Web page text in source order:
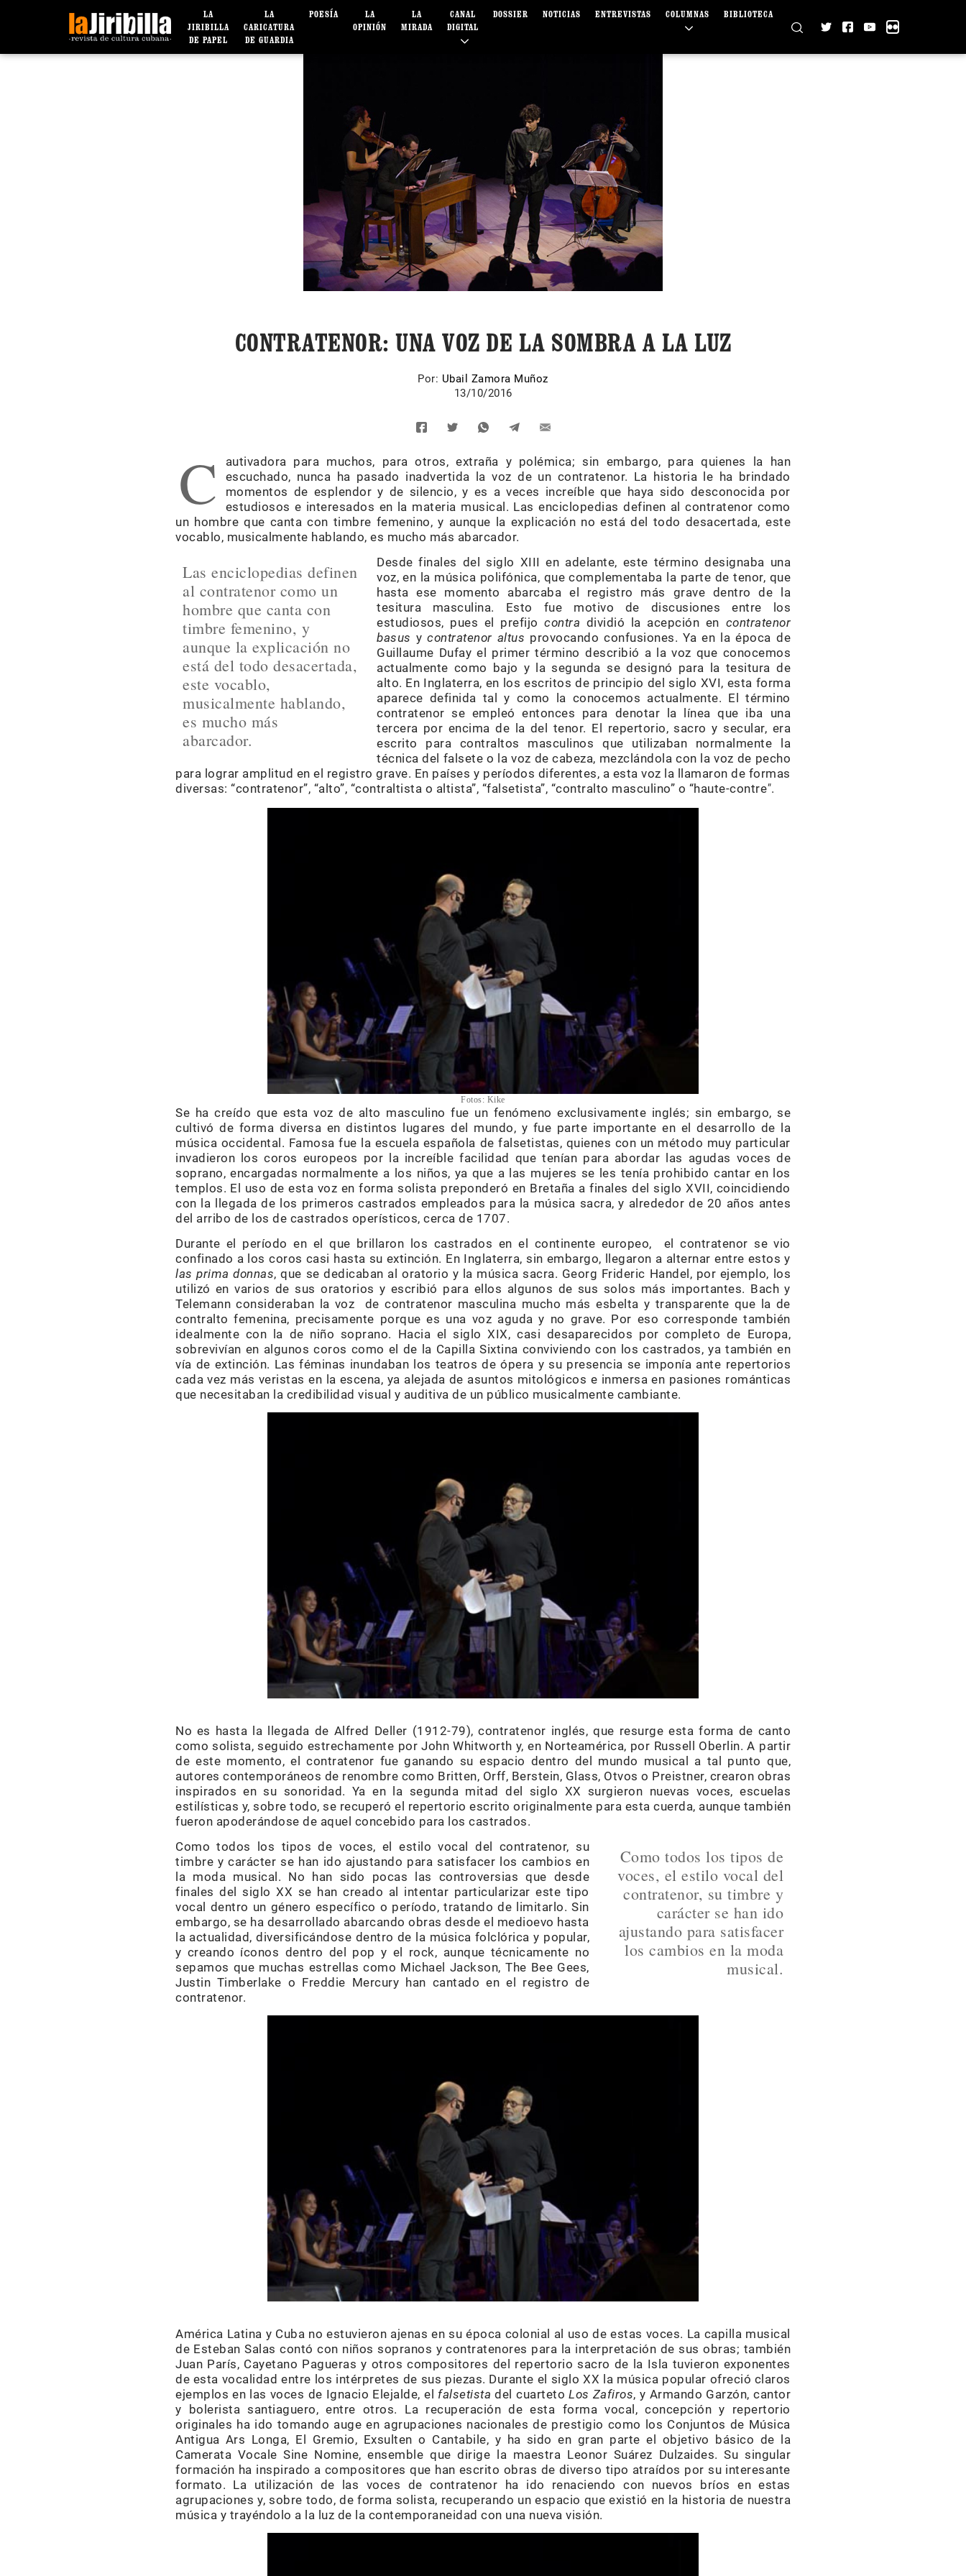
LA
JIRIBILLA
DE PAPEL
LA
CARICATURA
DE GUARDIA
POESÍA
LA
OPINIÓN
LA
MIRADA
CANAL
DIGITAL
DOSSIER NOTICIAS ENTREVISTAS COLUMNAS BIBLIOTECA
CONTRATENOR: UNA VOZ DE LA SOMBRA A LA LUZ
Por: Ubail Zamora Muñoz
13/10/2016
C
autivadora para muchos, para otros, extraña y polémica; sin embargo, para quienes la han
escuchado, nunca ha pasado inadvertida la voz de un contratenor. La historia le ha brindado
momentos de esplendor y de silencio, y es a veces increíble que haya sido desconocida por
estudiosos e interesados en la materia musical. Las enciclopedias definen al contratenor como
un hombre que canta con timbre femenino, y aunque la explicación no está del todo desacertada, este
vocablo, musicalmente hablando, es mucho más abarcador.
Las enciclopedias definen
al contratenor como un
hombre que canta con
timbre femenino, y
aunque la explicación no
está del todo desacertada,
este vocablo,
musicalmente hablando,
es mucho más
abarcador.
Desde finales del siglo XIII en adelante, este término designaba una
voz, en la música polifónica, que complementaba la parte de tenor, que
hasta ese momento abarcaba el registro más grave dentro de la
tesitura masculina. Esto fue motivo de discusiones entre los
estudiosos, pues el prefijocontra dividió la acepción en contratenor
basus ycontratenor altus provocando confusiones. Ya en la época de
Guillaume Dufay el primer término describió a la voz que conocemos
actualmente como bajo y la segunda se designó para la tesitura de
alto. En Inglaterra, en los escritos de principio del siglo XVI, esta forma
aparece definida tal y como la conocemos actualmente. El término
contratenor se empleó entonces para denotar la línea que iba una
tercera por encima de la del tenor. El repertorio, sacro y secular, era
escrito para contraltos masculinos que utilizaban normalmente la
técnica del falsete o la voz de cabeza, mezclándola con la voz de pecho
para lograr amplitud en el registro grave. En países y períodos diferentes, a esta voz la llamaron de formas
diversas: “contratenor”, “alto”, “contraltista o altista”, “falsetista”, “contralto masculino” o “haute-contre".
Fotos: Kike
Se ha creído que esta voz de alto masculino fue un fenómeno exclusivamente inglés; sin embargo, se
cultivó de forma diversa en distintos lugares del mundo, y fue parte importante en el desarrollo de la
música occidental. Famosa fue la escuela española de falsetistas, quienes con un método muy particular
invadieron los coros europeos por la increíble facilidad que tenían para abordar las agudas voces de
soprano, encargadas normalmente a los niños, ya que a las mujeres se les tenía prohibido cantar en los
templos. El uso de esta voz en forma solista preponderó en Bretaña a finales del siglo XVII, coincidiendo
con la llegada de los primeros castrados empleados para la música sacra, y alrededor de 20 años antes
del arribo de los de castrados operísticos, cerca de 1707.
Durante el período en el que brillaron los castrados en el continente europeo, el contratenor se vio
confinado a los coros casi hasta su extinción. En Inglaterra, sin embargo, llegaron a alternar entre estos y
las prima donnas, que se dedicaban al oratorio y la música sacra. Georg Frideric Handel, por ejemplo, los
utilizó en varios de sus oratorios y escribió para ellos algunos de sus solos más importantes. Bach y
Telemann consideraban la voz de contratenor masculina mucho más esbelta y transparente que la de
contralto femenina, precisamente porque es una voz aguda y no grave. Por eso corresponde también
idealmente con la de niño soprano. Hacia el siglo XIX, casi desaparecidos por completo de Europa,
sobrevivían en algunos coros como el de la Capilla Sixtina conviviendo con los castrados, ya también en
vía de extinción. Las féminas inundaban los teatros de ópera y su presencia se imponía ante repertorios
cada vez más veristas en la escena, ya alejada de asuntos mitológicos e inmersa en pasiones románticas
que necesitaban la credibilidad visual y auditiva de un público musicalmente cambiante.
No es hasta la llegada de Alfred Deller (1912-79), contratenor inglés, que resurge esta forma de canto
como solista, seguido estrechamente por John Whitworth y, en Norteamérica, por Russell Oberlin. A partir
de este momento, el contratenor fue ganando su espacio dentro del mundo musical a tal punto que,
autores contemporáneos de renombre como Britten, Orff, Berstein, Glass, Otvos o Preistner, crearon obras
inspirados en su sonoridad. Ya en la segunda mitad del siglo XX surgieron nuevas voces, escuelas
estilísticas y, sobre todo, se recuperó el repertorio escrito originalmente para esta cuerda, aunque también
fueron apoderándose de aquel concebido para los castrados.
Como todos los tipos de
voces, el estilo vocal del
contratenor, su timbre y
carácter se han ido
ajustando para satisfacer
los cambios en la moda
musical.
Como todos los tipos de voces, el estilo vocal del contratenor, su
timbre y carácter se han ido ajustando para satisfacer los cambios en
la moda musical. No han sido pocas las controversias que desde
finales del siglo XX se han creado al intentar particularizar este tipo
vocal dentro un género específico o período, tratando de limitarlo. Sin
embargo, se ha desarrollado abarcando obras desde el medioevo hasta
la actualidad, diversificándose dentro de la música folclórica y popular,
y creando íconos dentro del pop y el rock, aunque técnicamente no
sepamos que muchas estrellas como Michael Jackson, The Bee Gees,
Justin Timberlake o Freddie Mercury han cantado en el registro de
contratenor.
América Latina y Cuba no estuvieron ajenas en su época colonial al uso de estas voces. La capilla musical
de Esteban Salas contó con niños sopranos y contratenores para la interpretación de sus obras; también
Juan París, Cayetano Pagueras y otros compositores del repertorio sacro de la Isla tuvieron exponentes
de esta vocalidad entre los intérpretes de sus piezas. Durante el siglo XX la música popular ofreció claros
ejemplos en las voces de Ignacio Elejalde, el falsetista del cuartetoLos Zafiros, y Armando Garzón, cantor
y bolerista santiaguero, entre otros. La recuperación de esta forma vocal, concepción y repertorio
originales ha ido tomando auge en agrupaciones nacionales de prestigio como los Conjuntos de Música
Antigua Ars Longa, El Gremio, Exsulten o Cantabile, y ha sido en gran parte el objetivo básico de la
Camerata Vocale Sine Nomine, ensemble que dirige la maestra Leonor Suárez Dulzaides. Su singular
formación ha inspirado a compositores que han escrito obras de diverso tipo atraídos por su interesante
formato. La utilización de las voces de contratenor ha ido renaciendo con nuevos bríos en estas
agrupaciones y, sobre todo, de forma solista, recuperando un espacio que existió en la historia de nuestra
música y trayéndolo a la luz de la contemporaneidad con una nueva visión.